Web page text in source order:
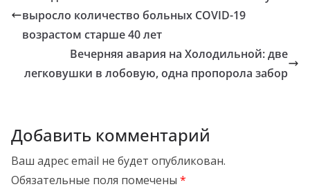
выросло количество больных COVID-19
возрастом старше 40 лет
Вечерняя авария на Холодильной: две
легковушки в лобовую, одна пропорола забор
Добавить комментарий
Ваш адрес email не будет опубликован.
Обязательные поля помечены *